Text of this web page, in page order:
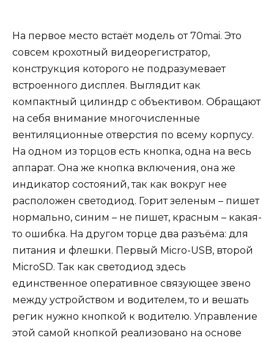
На первое место встаёт модель от 70mai. Это
совсем крохотный видеорегистратор,
конструкция которого не подразумевает
встроенного дисплея. Выглядит как
компактный цилиндр с объективом. Обращают
на себя внимание многочисленные
вентиляционные отверстия по всему корпусу.
На одном из торцов есть кнопка, одна на весь
аппарат. Она же кнопка включения, она же
индикатор состояний, так как вокруг нее
расположен светодиод. Горит зеленым – пишет
нормально, синим – не пишет, красным – какая-
то ошибка. На другом торце два разъёма: для
питания и флешки. Первый Micro-USB, второй
MicroSD. Так как светодиод здесь
единственное оперативное связующее звено
между устройством и водителем, то и вешать
регик нужно кнопкой к водителю. Управление
этой самой кнопкой реализовано на основе